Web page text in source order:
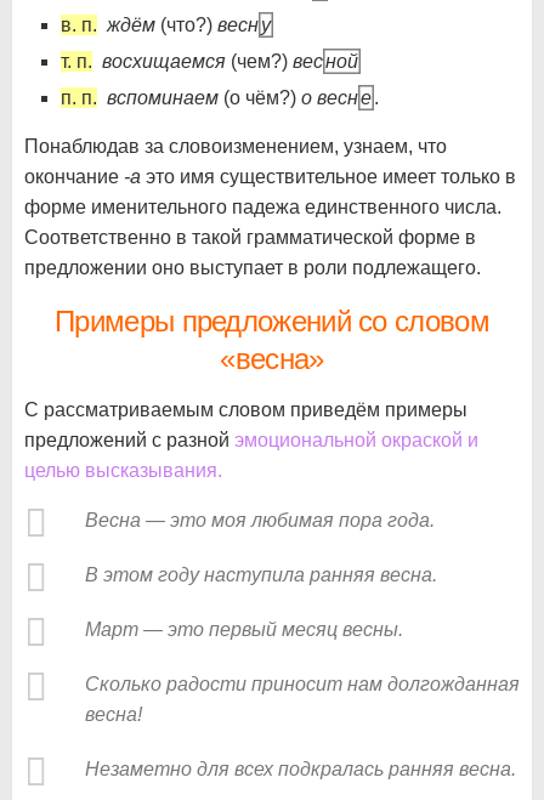
в. п. ждём (что?) весну
т. п. восхищаемся (чем?) весной
п. п. вспоминаем (о чём?) о весне.
Понаблюдав за словоизменением, узнаем, что
окончание -а это имя существительное имеет только в
форме именительного падежа единственного числа.
Соответственно в такой грамматической форме в
предложении оно выступает в роли подлежащего.
Примеры предложений со словом
«весна»
С рассматриваемым словом приведём примеры
предложений с разной эмоциональной окраской и
целью высказывания.
Весна — это моя любимая пора года.
В этом году наступила ранняя весна.
Март — это первый месяц весны.
Сколько радости приносит нам долгожданная
весна!
Незаметно для всех подкралась ранняя весна.